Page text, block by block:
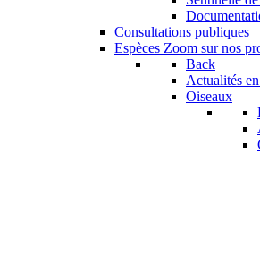
Consultations publiques
Espèces Zoom sur nos
Back
Actualités
Oiseaux